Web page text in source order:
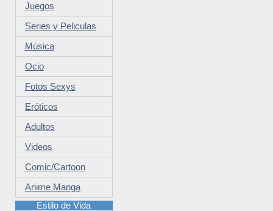
Juegos
Series y Peliculas
Música
Ocio
Fotos Sexys
Eróticos
Adultos
Videos
Comic/Cartoon
Anime Manga
Estilo de Vida